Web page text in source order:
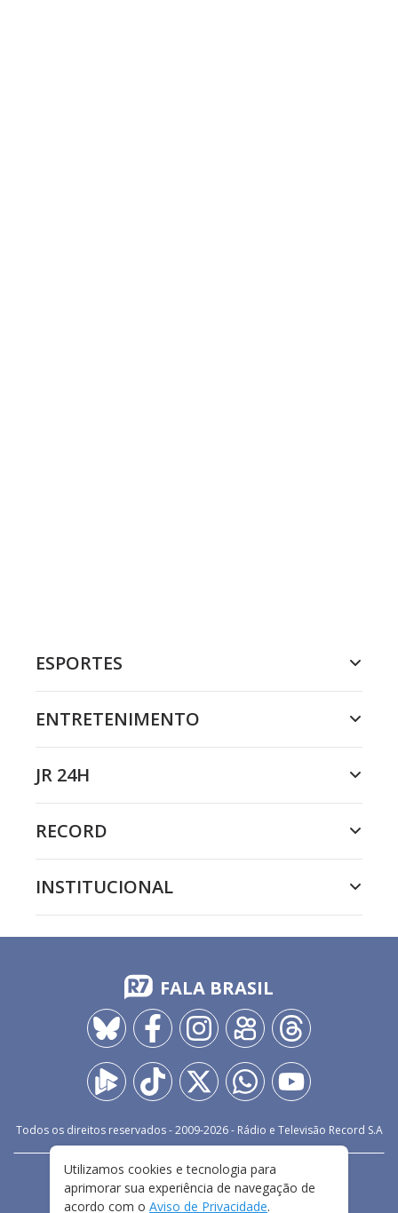
ESPORTES
ENTRETENIMENTO
JR 24H
RECORD
INSTITUCIONAL
FALA BRASIL
Todos os direitos reservados - 2009-2026- Rádio e Televisão Record S.A
FALE CONOSCO
PRIVACIDADE
TERMOS E CONDIÇÕES DE USO
Utilizamos cookies e tecnologia para
aprimorar sua experiência de navegação de
acordo com o Aviso de Privacidade.